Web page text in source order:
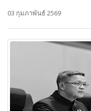
03 กุมภาพันธ์ 2569